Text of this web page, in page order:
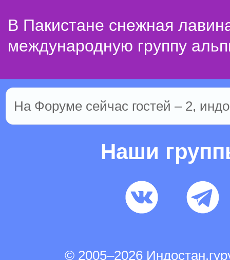
В Пакистане снежная
международную группу
На Форуме сейчас гостей – 2,
Наши
© 2005–2026